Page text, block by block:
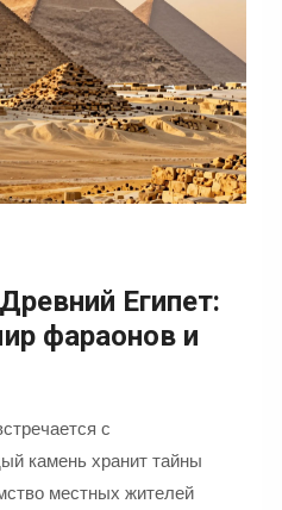
Египет:
фараонов и
с
камень хранит тайны
местных жителей